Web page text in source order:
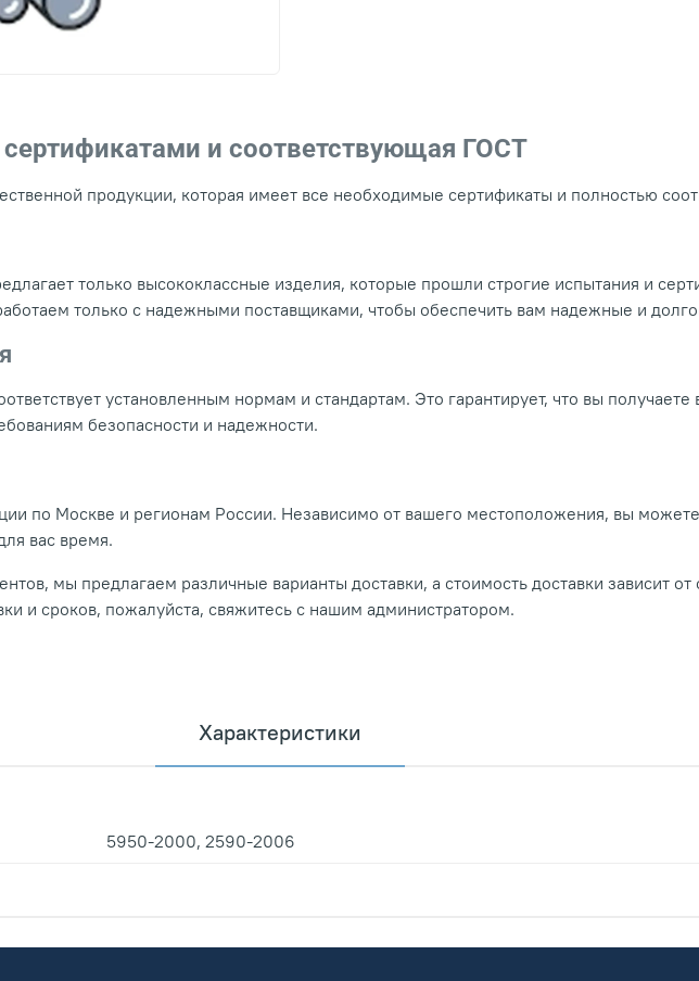
и соответствующая ГОСТ
продукции, которая имеет все необходимые сертификаты и полностью
только высококлассные изделия, которые прошли строгие испытания и
только с надежными поставщиками, чтобы обеспечить вам надежные и
установленным нормам и стандартам. Это гарантирует, что вы получаете
безопасности и надежности.
по Москве и регионам России. Независимо от вашего местоположения, вы
вас время.
мы предлагаем различные варианты доставки, а стоимость доставки зависит от
и сроков, пожалуйста, свяжитесь с нашим администратором.
Характеристики
5950-2000, 2590-2006